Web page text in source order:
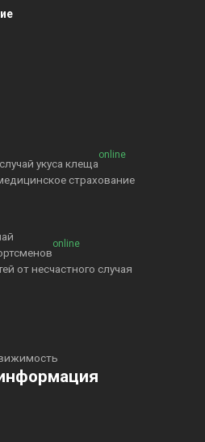
укуса клеща
online
страхование
online
от несчастного случая